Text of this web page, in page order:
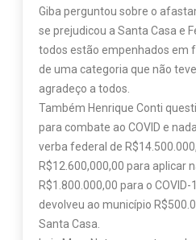
Giba perguntou sobre o
se prejudicou a Santa Casa e
todos estão empenhados em
de uma categoria que não
agradeço a todos.
Também Henrique Conti
para combate ao COVID e
verba federal de
R$12.600,000,00 para aplicar
R$1.800.000,00 para o
devolveu ao município
Santa Casa.